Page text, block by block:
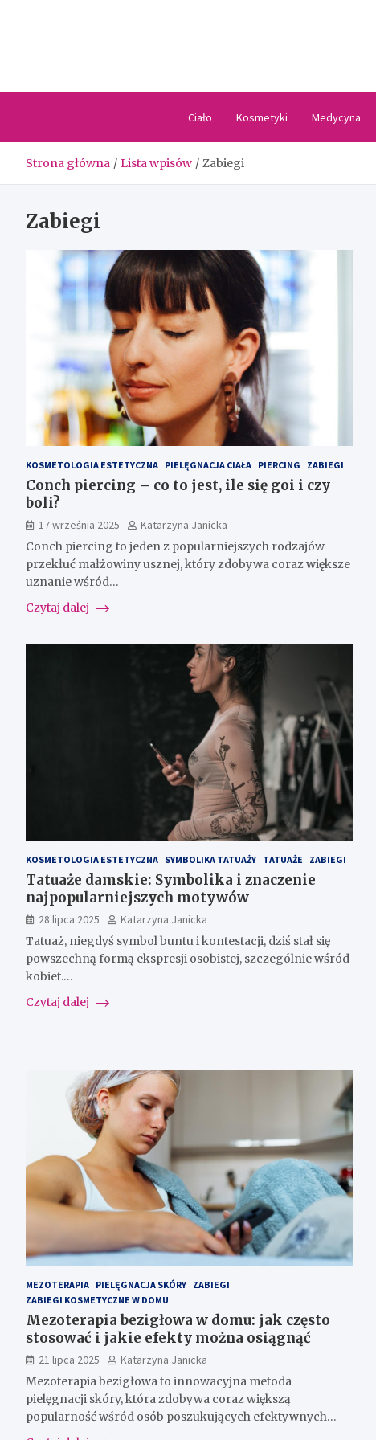
Ciało Kosmetyki Medycyna
Strona główna Lista wpisów Zabiegi
Zabiegi
KOSMETOLOGIA ESTETYCZNA PIELĘGNACJA CIAŁA PIERCING ZABIEGI
Conch piercing – co to jest, ile się goi i czy
boli?
17 września 2025
Katarzyna Janicka
Conch piercing to jeden z popularniejszych rodzajów
przekłuć małżowiny usznej, który zdobywa coraz większe
uznanie wśród…
Czytaj dalej
KOSMETOLOGIA ESTETYCZNA SYMBOLIKA TATUAŻY TATUAŻE ZABIEGI
Tatuaże damskie: Symbolika i znaczenie
najpopularniejszych motywów
28 lipca 2025
Katarzyna Janicka
Tatuaż, niegdyś symbol buntu i kontestacji, dziś stał się
powszechną formą ekspresji osobistej, szczególnie wśród
kobiet.…
Czytaj dalej
MEZOTERAPIA PIELĘGNACJA SKÓRY ZABIEGI
ZABIEGI KOSMETYCZNE W DOMU
Mezoterapia bezigłowa w domu: jak często
stosować i jakie efekty można osiągnąć
21 lipca 2025
Katarzyna Janicka
Mezoterapia bezigłowa to innowacyjna metoda
pielęgnacji skóry, która zdobywa coraz większą
popularność wśród osób poszukujących efektywnych…